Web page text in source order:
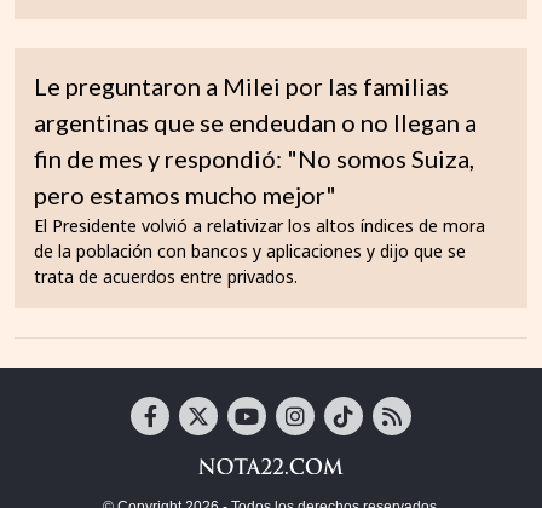
Le preguntaron a Milei por las familias
argentinas que se endeudan o no llegan a
fin de mes y respondió: "No somos Suiza,
pero estamos mucho mejor"
El Presidente volvió a relativizar los altos índices de mora
de la población con bancos y aplicaciones y dijo que se
trata de acuerdos entre privados.